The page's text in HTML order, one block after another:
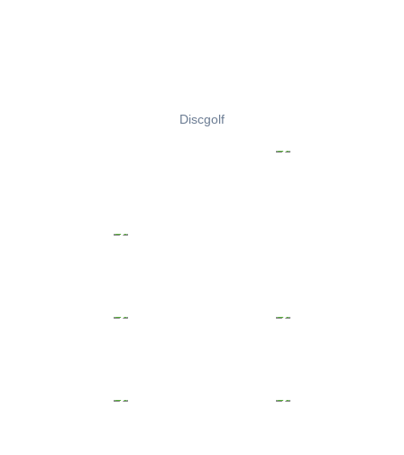
Discgolf